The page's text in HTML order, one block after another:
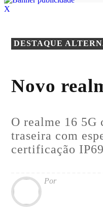
X
DESTAQUE
Novo
O realme 16 5G
traseira com
certificação
Por